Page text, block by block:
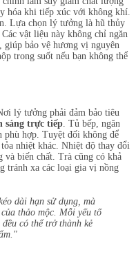
hóa khi tiếp xúc với không khí.
Lựa chọn lý tưởng là hũ thủy
vật liệu này không chỉ ngăn
giúp bảo vệ hương vị nguyên
trong suốt nếu bạn không thể
lý tưởng phải đảm bảo tiêu
sáng trực tiếp . Tủ bếp, ngăn
phù hợp. Tuyệt đối không để
nhiệt khác. Nhiệt độ thay đổi
và biến chất. Trà cũng có khả
tránh xa các loại gia vị nồng
dài hạn sử dụng, mà
thảo mộc. Mỗi yếu tố
có thể trở thành kẻ